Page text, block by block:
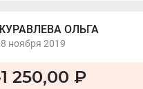
ОЛЬГА
ноября 2019
1 250,00 ₽